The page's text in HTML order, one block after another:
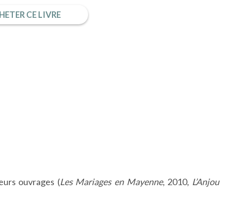
CE LIVRE
ouvrages (Les Mariages en Mayenne, 2010, L’Anjou